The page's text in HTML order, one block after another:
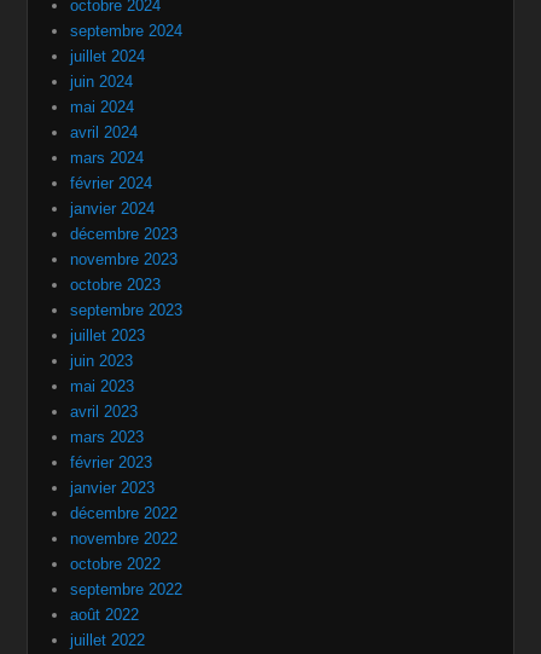
octobre 2024
septembre 2024
juillet 2024
juin 2024
mai 2024
avril 2024
mars 2024
février 2024
janvier 2024
décembre 2023
novembre 2023
octobre 2023
septembre 2023
juillet 2023
juin 2023
mai 2023
avril 2023
mars 2023
février 2023
janvier 2023
décembre 2022
novembre 2022
octobre 2022
septembre 2022
août 2022
juillet 2022